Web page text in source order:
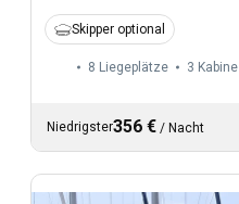
Skipper optional
8 Liegeplätze 3 Kabine
Niedrigster356 € / Nacht